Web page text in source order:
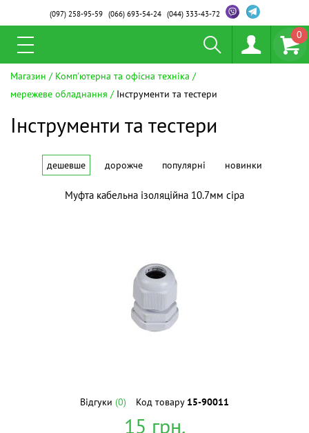
(097)258-95-59 (066)693-54-24 (044)333-43-72
0
Магазин
Комп'ютерна та офісна техніка
мережеве обладнання
Інструменти та тестери
Інструменти та тестери
дешевше дорожче популярні новинки
Муфта кабельна ізоляційна 10.7мм сіра
Відгуки (0) Код товару 15-90011
15 грн.